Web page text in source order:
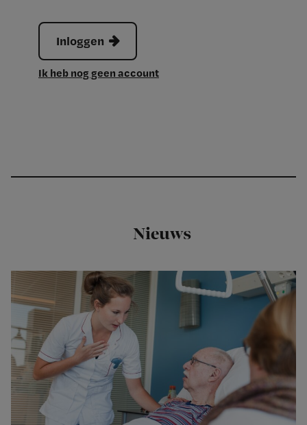
Inloggen
Ik heb nog geen account
Nieuws